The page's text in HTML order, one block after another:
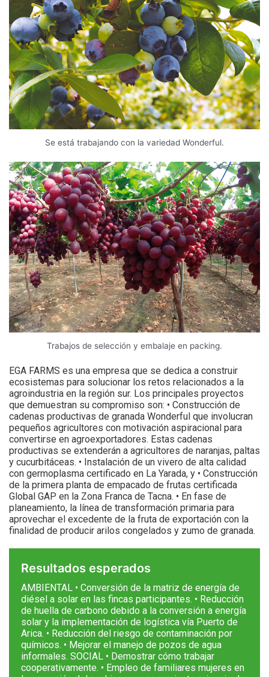
Se está trabajando con la variedad Wonderful.
Trabajos de selección y embalaje en packing.
EGA FARMS es una empresa que se dedica a construir
ecosistemas para solucionar los retos relacionados a la
agroindustria en la región sur. Los principales proyectos
que demuestran su compromiso son: • Construcción de
cadenas productivas de granada Wonderful que involucran
pequeños agricultores con motivación aspiracional para
convertirse en agroexportadores. Estas cadenas
productivas se extenderán a agricultores de naranjas, paltas
y cucurbitáceas. • Instalación de un vivero de alta calidad
con germoplasma certificado en La Yarada, y • Construcción
de la primera planta de empacado de frutas certificada
Global GAP en la Zona Franca de Tacna. • En fase de
planeamiento, la línea de transformación primaria para
aprovechar el excedente de la fruta de exportación con la
finalidad de producir arilos congelados y zumo de granada.
Resultados esperados
AMBIENTAL • Conversión de la matriz de energía de
diésel a solar en las fincas participantes. • Reducción
de huella de carbono debido a la conversión a energía
solar y la implementación de logística vía Puerto de
Arica. • Reducción del riesgo de contaminación por
químicos. • Mejorar el manejo de pozos de agua
informales. SOCIAL • Demostrar cómo trabajar
cooperativamente. • Empleo de familiares mujeres en